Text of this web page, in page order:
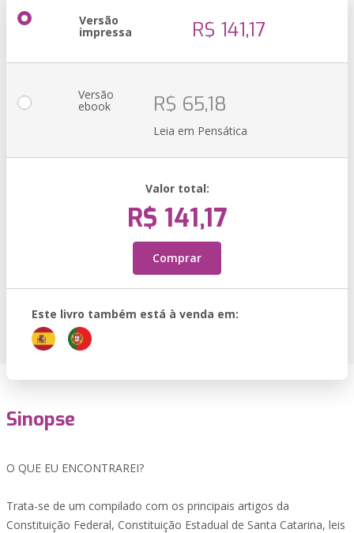
Versão
impressa R$ 141,17
Versão
ebook R$ 65,18
Leia em Pensática
Valor total:
R$ 141,17
Comprar
Este livro também está à venda em:
Sinopse
O QUE EU ENCONTRAREI?
Trata-se de um compilado com os principais artigos da
Constituição Federal, Constituição Estadual de Santa Catarina, leis